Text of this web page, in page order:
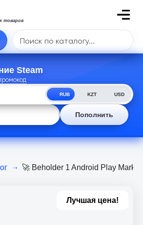
товаров
Steam
RUB KZT USD
Пополнить
🚀 Beholder 1 Android Play
Лучшая цена!